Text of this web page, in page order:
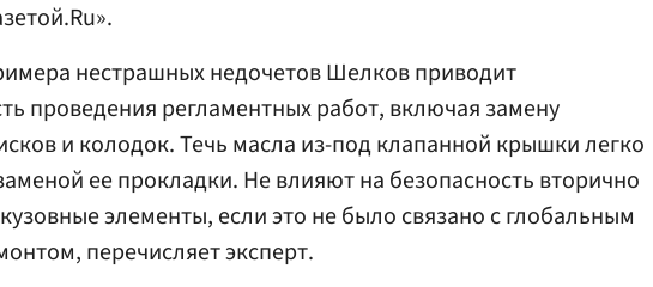
нестрашных недочетов Шелков приводит
проведения регламентных работ, включая замену
и колодок. Течь масла из-под клапанной крышки легко
ее прокладки. Не влияют на безопасность вторично
элементы, если это не было связано с глобальным
перечисляет эксперт.